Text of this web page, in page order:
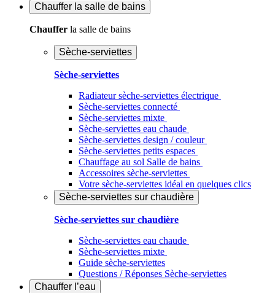
Chauffer la salle de bains
Chauffer la salle de bains
Sèche-serviettes
Sèche-serviettes
Radiateur sèche-serviettes électrique
Sèche-serviettes connecté
Sèche-serviettes mixte
Sèche-serviettes eau chaude
Sèche-serviettes design / couleur
Sèche-serviettes petits espaces
Chauffage au sol Salle de bains
Accessoires sèche-serviettes
Votre sèche-serviettes idéal en quelques clics
Sèche-serviettes sur chaudière
Sèche-serviettes sur chaudière
Sèche-serviettes eau chaude
Sèche-serviettes mixte
Guide sèche-serviettes
Questions / Réponses Sèche-serviettes
Chauffer l’eau